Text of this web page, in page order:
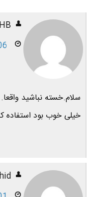
06
سلام.خسته نباشید واقعا.
خیلی خوب بود استفاده